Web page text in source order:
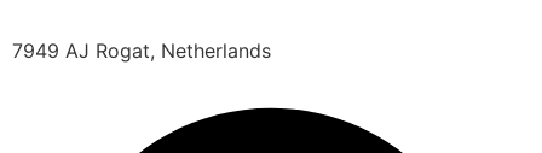
7949 AJ Rogat, Netherlands